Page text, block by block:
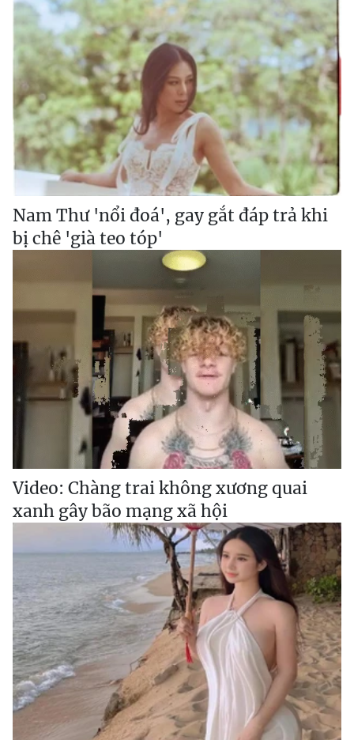
Nam Thư 'nổi đoá', gay gắt đáp trả khi
bị chê 'già teo tóp'
Video: Chàng trai không xương quai
xanh gây bão mạng xã hội